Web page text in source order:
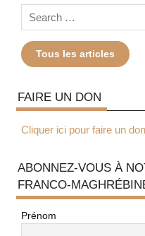
Tous les articles
FAIRE UN DON
Cliquer ici pour faire un don
ABONNEZ-VOUS À
FRANCO-
Prénom